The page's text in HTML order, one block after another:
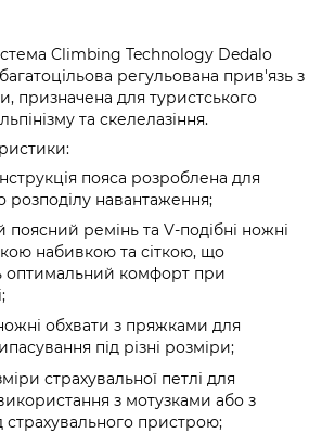
Climbing Technology Dedalo
регульована прив'язь з
призначена для туристського
та скелелазіння.
пояса розроблена для
розподілу навантаження;
поясний ремінь та V-подібні ножні
набивкою та сіткою, що
оптимальний комфорт при
обхвати з пряжками для
під різні розміри;
страхувальної петлі для
з мотузками або з
страхувального пристрою;